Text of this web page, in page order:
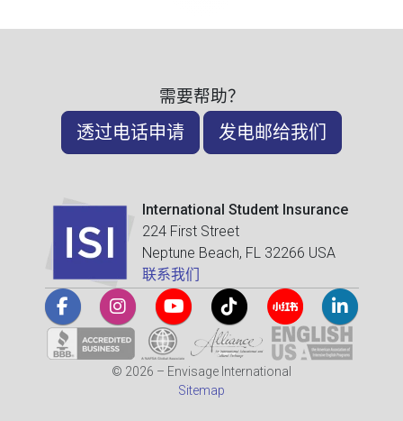
需要帮助？
透过电话申请 发电邮给我们
International Student Insurance
224 First Street
Neptune Beach, FL 32266 USA
联系我们
© 2026 – Envisage International
Sitemap